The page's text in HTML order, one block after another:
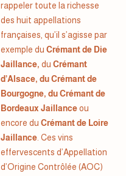
rappeler toute la richesse
des huit appellations
françaises, qu’il s’agisse par
exemple du Crémant de Die
Jaillance, du Crémant
d’Alsace, duCrémant de
Bourgogne, du Crémant de
Bordeaux Jaillanceou
encore du Crémant de Loire
Jaillance. Ces vins
effervescents d’Appellation
d’Origine Contrôlée (AOC)